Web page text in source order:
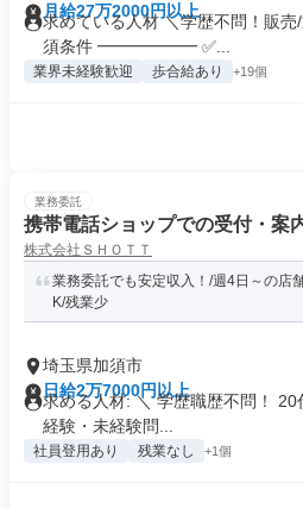
月給27万2000円以上
求めている人材 ＼学歴不問！販
須条件 ━━━━━━ ✅...
業界未経験歓迎 歩合給あり +19個
業務委託
携帯電話ショップでの受付・案
株式会社ＳＨＯＴＴ
業務委託でも安定収入！/週4日～の店
K/残業少
埼玉県加須市
日給2万7000円以上
求める人材: ＼ 学歴職歴不問！
経験・未経験問...
社員登用あり 残業なし +1個